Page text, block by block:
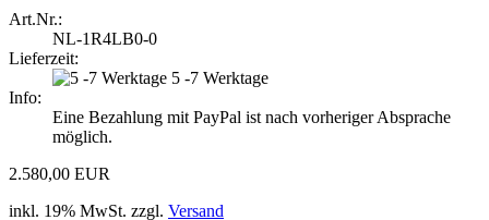
Art.Nr.:
NL-1R4LB0-0
Lieferzeit:
5 -7 Werktage
Info:
Eine Bezahlung mit PayPal ist nach vorheriger Absprache
möglich.
2.580,00 EUR
inkl. 19% MwSt. zzgl. Versand